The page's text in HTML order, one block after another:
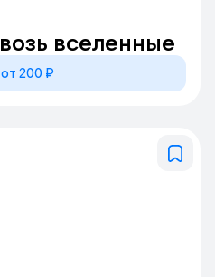
вселенные
от 200 ₽